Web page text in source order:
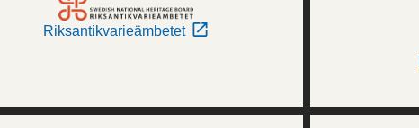
Riksantikvarieämbetet